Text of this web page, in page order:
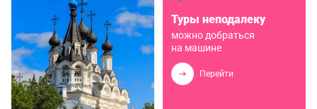
Туры неподалеку
можно добраться
на машине
Перейти